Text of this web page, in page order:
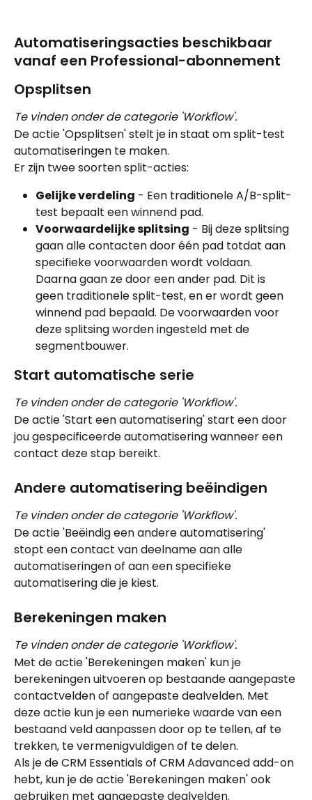
Automatiseringsacties beschikbaar
vanaf een Professional-abonnement
Opsplitsen
Te vinden onder de categorie 'Workflow'.
De actie 'Opsplitsen' stelt je in staat om split-test
automatiseringen te maken.
Er zijn twee soorten split-acties:
Gelijke verdeling - Een traditionele A/B-split-
test bepaalt een winnend pad.
Voorwaardelijke splitsing - Bij deze splitsing
gaan alle contacten door één pad totdat aan
specifieke voorwaarden wordt voldaan.
Daarna gaan ze door een ander pad. Dit is
geen traditionele split-test, en er wordt geen
winnend pad bepaald. De voorwaarden voor
deze splitsing worden ingesteld met de
segmentbouwer.
Start automatische serie
Te vinden onder de categorie 'Workflow'.
De actie 'Start een automatisering' start een door
jou gespecificeerde automatisering wanneer een
contact deze stap bereikt.
Andere automatisering beëindigen
Te vinden onder de categorie 'Workflow'.
De actie 'Beëindig een andere automatisering'
stopt een contact van deelname aan alle
automatiseringen of aan een specifieke
automatisering die je kiest.
Berekeningen maken
Te vinden onder de categorie 'Workflow'.
Met de actie 'Berekeningen maken' kun je
berekeningen uitvoeren op bestaande aangepaste
contactvelden of aangepaste dealvelden. Met
deze actie kun je een numerieke waarde van een
bestaand veld aanpassen door op te tellen, af te
trekken, te vermenigvuldigen of te delen.
Als je de CRM Essentials of CRM Adavanced add-on
hebt, kun je de actie 'Berekeningen maken' ook
gebruiken met aangepaste dealvelden.